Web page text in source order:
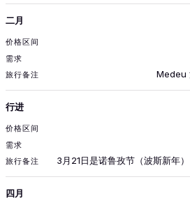
二月
Medeu
行进
3月21日是诺鲁孜节（波斯新年
四月